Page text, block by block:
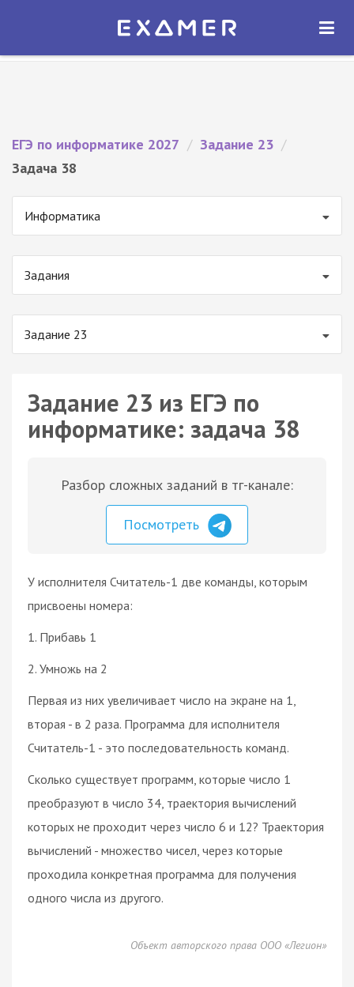
Экзамер — ЕГЭ 2027
ОТКРЫТЬ
ЕГЭ по информатике 2027 / Задание 23 /
Задача 38
Информатика
Задания
Задание 23
Задание 23 из ЕГЭ по
информатике: задача 38
Разбор сложных заданий в тг-канале:
Посмотреть
У исполнителя Считатель-1 две команды, которым
присвоены номера:
1. Прибавь 1
2. Умножь на 2
Первая из них увеличивает число на экране на 1,
вторая - в 2 раза. Программа для исполнителя
Считатель-1 - это последовательность команд.
Сколько существует программ, которые число 1
преобразуют в число 34, траектория вычислений
которых не проходит через число 6 и 12? Траектория
вычислений - множество чисел, через которые
проходила конкретная программа для получения
одного числа из другого.
Объект авторского права ООО «Легион»